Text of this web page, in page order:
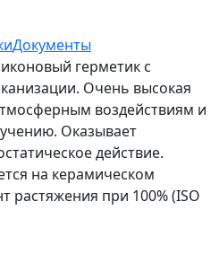
Документы
герметик с
Очень высокая
воздействиям и
Оказывает
действие.
на керамическом
растяжения при 100% (ISO